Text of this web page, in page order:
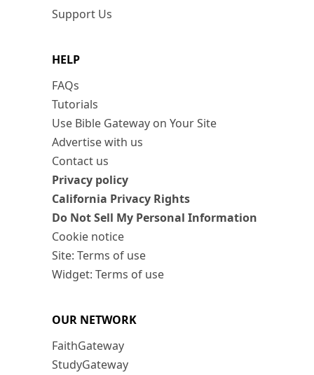
Support Us
HELP
FAQs
Tutorials
Use Bible Gateway on Your Site
Advertise with us
Contact us
Privacy policy
California Privacy Rights
Do Not Sell My Personal Information
Cookie notice
Site: Terms of use
Widget: Terms of use
OUR NETWORK
FaithGateway
StudyGateway